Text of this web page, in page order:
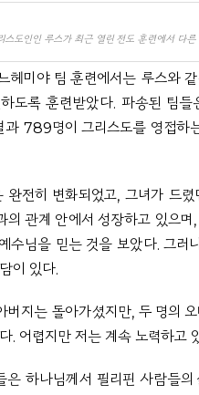
스도인인 루스가 최근 열린 전도 훈련에서 다
헤미야 팀 훈련에서는 루스와
도록 훈련받았다. 파송된 팀
과 789명이 그리스도를 영접하
완전히 변화되었고, 그녀가 드
의 관계 안에서 성장하고 있으며
수님을 믿는 것을 보았다. 그러
이 있다.
버지는 돌아가셨지만, 두 명의
. 어렵지만 저는 계속 노력하고
은 하나님께서 필리핀 사람들